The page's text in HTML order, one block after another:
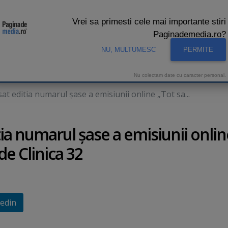
editia numarul şase a emisiunii online „Tot sa...
numarul şase a emisiunii
Clinica 32
Vrei sa primesti cele mai importante stiri
Paginademedia.ro?
NU, MULTUMESC PERMITE
Nu colectam date cu caracter personal.